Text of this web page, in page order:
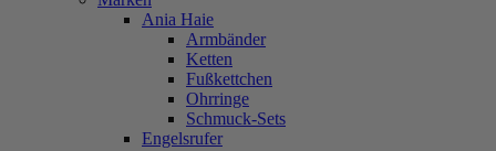
Ania Haie
Armbänder
Ketten
Fußkettchen
Ohrringe
Schmuck-Sets
Engelsrufer